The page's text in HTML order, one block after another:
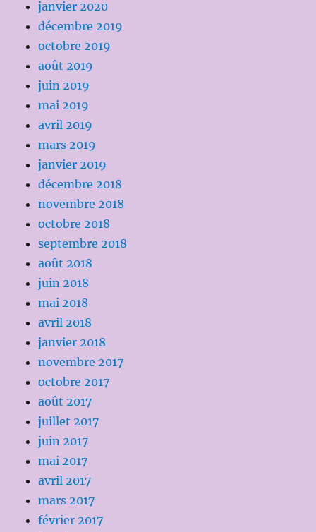
janvier 2020
décembre 2019
octobre 2019
août 2019
juin 2019
mai 2019
avril 2019
mars 2019
janvier 2019
décembre 2018
novembre 2018
octobre 2018
septembre 2018
août 2018
juin 2018
mai 2018
avril 2018
janvier 2018
novembre 2017
octobre 2017
août 2017
juillet 2017
juin 2017
mai 2017
avril 2017
mars 2017
février 2017